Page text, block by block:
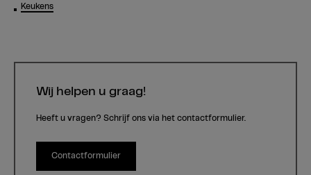
Keukens
Wij helpen u graag!
Heeft u vragen? Schrijf ons via het contactformulier.
Contactformulier